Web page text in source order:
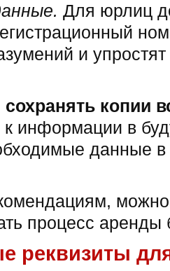
Для юрлиц
и
копии
к информации в
данные в
можно
процесс аренды
реквизиты